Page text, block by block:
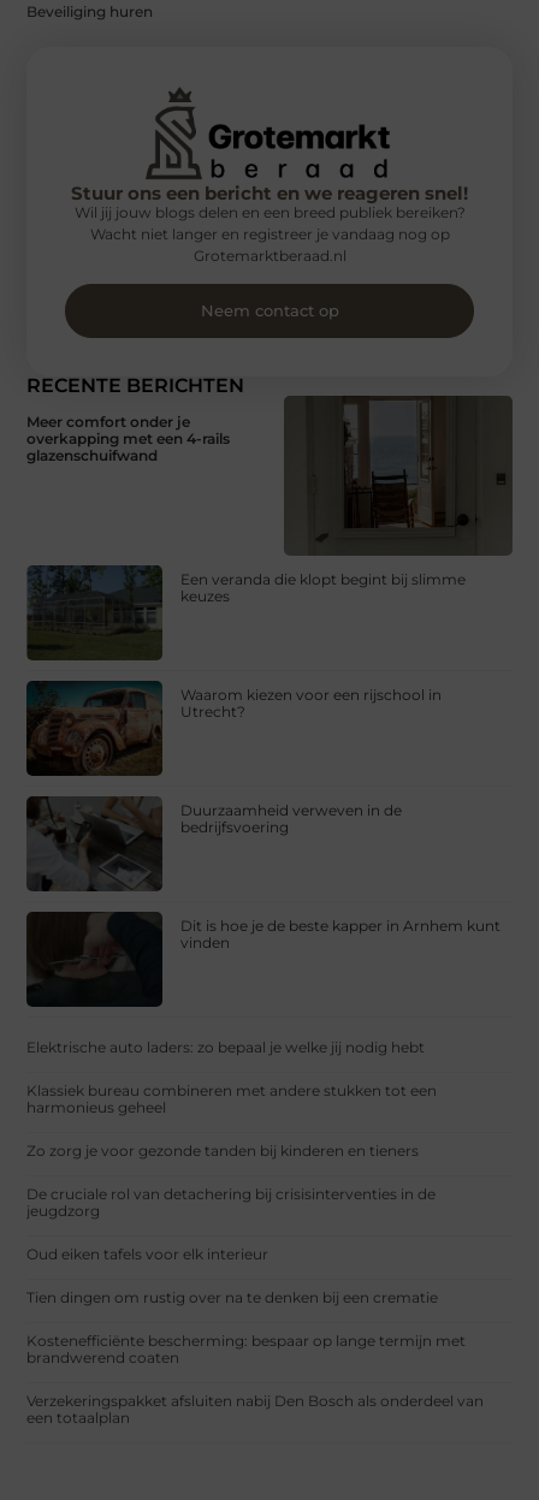
Beveiliging huren
RECENTE BERICHTEN
Meer comfort onder je
overkapping met een 4-rails
glazenschuifwand
Een veranda die klopt begint bij slimme
keuzes
Waarom kiezen voor een rijschool in
Utrecht?
Duurzaamheid verweven in de
bedrijfsvoering
Dit is hoe je de beste kapper in Arnhem kunt
vinden
Elektrische auto laders: zo bepaal je welke jij nodig hebt
Klassiek bureau combineren met andere stukken tot een
harmonieus geheel
Zo zorg je voor gezonde tanden bij kinderen en tieners
De cruciale rol van detachering bij crisisinterventies in de
jeugdzorg
Oud eiken tafels voor elk interieur
Tien dingen om rustig over na te denken bij een crematie
Kostenefficiënte bescherming: bespaar op lange termijn met
brandwerend coaten
Verzekeringspakket afsluiten nabij Den Bosch als onderdeel van
een totaalplan
Stuur ons een bericht en we reageren snel!
Wil jij jouw blogs delen en een breed publiek bereiken?
Wacht niet langer en registreer je vandaag nog op
Grotemarktberaad.nl
Neem contact op